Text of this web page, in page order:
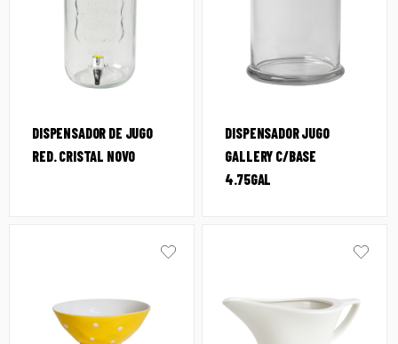
DISPENSADOR DE JUGO
RED. CRISTAL NOVO
DISPENSADOR JUGO
GALLERY C/BASE
4.75GAL